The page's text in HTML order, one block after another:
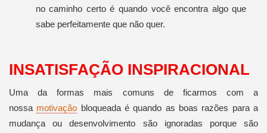
no caminho certo é quando você encontra algo que
sabe perfeitamente que não quer.
INSATISFAÇÃO INSPIRACIONAL
Uma da formas mais comuns de ficarmos com a
nossa motivação bloqueada é quando as boas razões para a
mudança ou desenvolvimento são ignoradas porque são